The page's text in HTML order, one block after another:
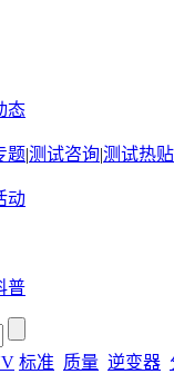
态
题|测试咨询|测试热贴
动
普
标准 质量 逆变器